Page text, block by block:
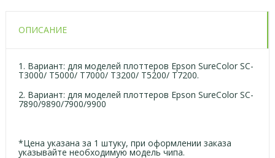
ОПИСАНИЕ
1. Вариант: для моделей плоттеров Epson SureColor SC-
T3000/ T5000/ T7000/ T3200/ T5200/ T7200.
2. Вариант: для моделей плоттеров Epson SureColor SC-
7890/9890/7900/9900
*Цена указана за 1 штуку, при оформлении заказа
указывайте необходимую модель чипа.